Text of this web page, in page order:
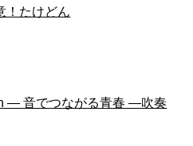
！たけどん
― 音でつながる青春 ―吹奏